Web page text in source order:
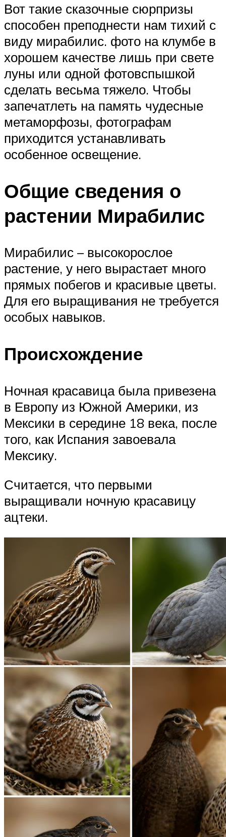
Вот такие сказочные сюрпризы
способен преподнести нам тихий с
виду мирабилис. фото на клумбе в
хорошем качестве лишь при свете
луны или одной фотовспышкой
сделать весьма тяжело. Чтобы
запечатлеть на память чудесные
метаморфозы, фотографам
приходится устанавливать
особенное освещение.
Общие сведения о
растении Мирабилис
Мирабилис – высокорослое
растение, у него вырастает много
прямых побегов и красивые цветы.
Для его выращивания не требуется
особых навыков.
Происхождение
Ночная красавица была привезена
в Европу из Южной Америки, из
Мексики в середине 18 века, после
того, как Испания завоевала
Мексику.
Считается, что первыми
выращивали ночную красавицу
ацтеки.